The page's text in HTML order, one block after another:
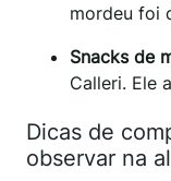
mordeu foi
Snacks de
Calleri. Ele
Dicas de
observar na